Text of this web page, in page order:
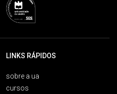
LINKS RÁPIDOS
sobre a ua
cursos